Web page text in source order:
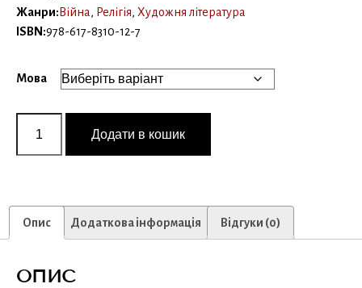
Жанри: Війна, Релігія, Художня література
ISBN:978-617-8310-12-7
Мова
Бгаґавад-
Оберіг
Додати в кошик
Опис Додаткова інформація Відгуки (0)
ОПИС